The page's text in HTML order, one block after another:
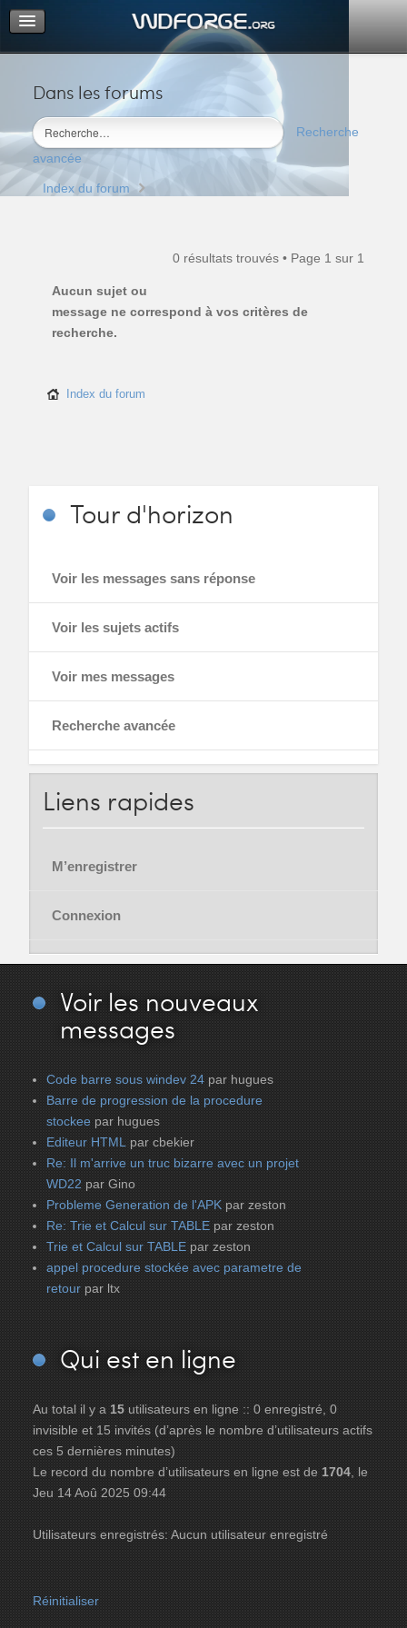
Dans les forums
Recherche
avancée
Portail
Index du forum
M’enregistrer
Connexion
Index du forum
0 résultats trouvés • Page 1 sur 1
Aucun sujet ou
message ne correspond à vos critères de
recherche.
Index du forum
Tourd'horizon
Voir les messages sans réponse
Voir les sujets actifs
Voir mes messages
Recherche avancée
Liens rapides
M’enregistrer
Connexion
Voir les nouveaux
messages
Code barre sous windev 24 par hugues
Barre de progression de la procedure
stockee par hugues
Editeur HTML par cbekier
Re: Il m'arrive un truc bizarre avec un projet
WD22 par Gino
Probleme Generation de l'APK par zeston
Re: Trie et Calcul sur TABLE par zeston
Trie et Calcul sur TABLE par zeston
appel procedure stockée avec parametre de
retour par ltx
Qui est en ligne
Au total il y a 15 utilisateurs en ligne :: 0 enregistré, 0
invisible et 15 invités (d’après le nombre d’utilisateurs actifs
ces 5 dernières minutes)
Le record du nombre d’utilisateurs en ligne est de 1704 , le
Jeu 14 Aoû 2025 09:44
Utilisateurs enregistrés: Aucun utilisateur enregistré
Réinitialiser